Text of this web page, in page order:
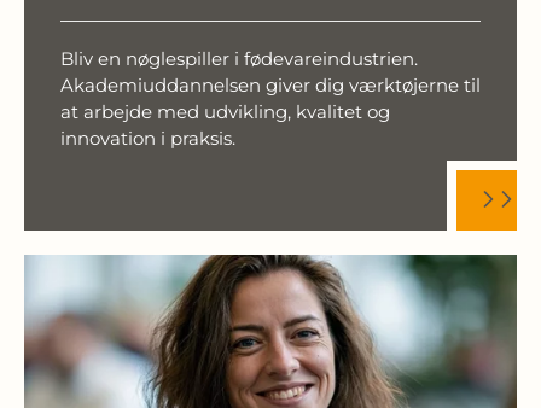
Bliv en nøglespiller i fødevareindustrien.
Akademiuddannelsen giver dig værktøjerne til
at arbejde med udvikling, kvalitet og
innovation i praksis.